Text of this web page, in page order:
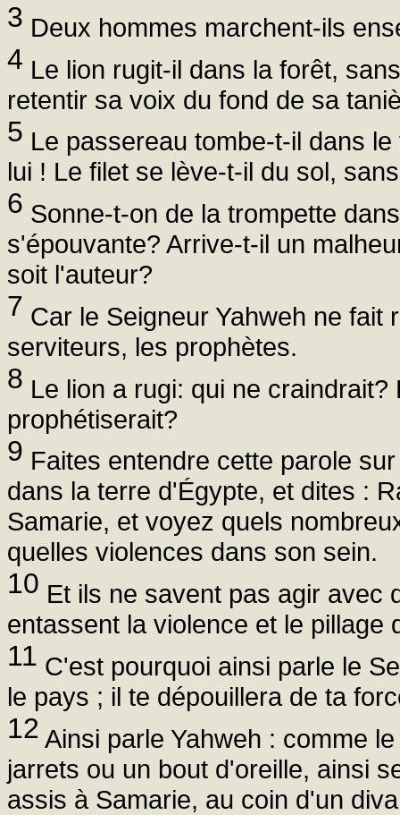
3 Deux hommes marchent-ils
4 Le lion rugit-il dans la forêt,
retentir sa voix du fond de sa
5 Le passereau tombe-t-il dans
lui ! Le filet se lève-t-il du sol,
6 Sonne-t-on de la trompette
s'épouvante? Arrive-t-il un
soit l'auteur?
7 Car le Seigneur Yahweh ne
serviteurs, les prophètes.
8 Le lion a rugi: qui ne
prophétiserait?
9 Faites entendre cette parole
dans la terre d'Égypte, et dites :
Samarie, et voyez quels
quelles violences dans son sein.
10 Et ils ne savent pas agir avec
entassent la violence et le pillage
11 C'est pourquoi ainsi parle le
le pays ; il te dépouillera de ta
12 Ainsi parle Yahweh : comme
jarrets ou un bout d'oreille, ainsi
assis à Samarie, au coin d'un